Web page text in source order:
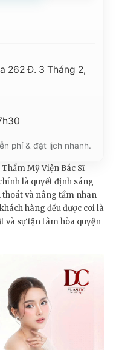
262 Đ. 3 Tháng 2,
phí & đặt lịch nhanh.
Mỹ Viện Bác Sĩ
là quyết định sáng
thoát và nâng tầm nhan
hàng đều được coi là
và sự tận tâm hòa quyện